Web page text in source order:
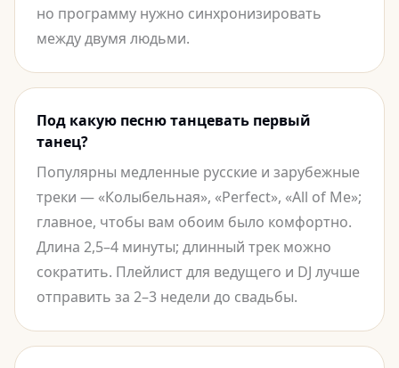
но программу нужно синхронизировать
между двумя людьми.
Под какую песню танцевать первый
танец?
Популярны медленные русские и зарубежные
треки — «Колыбельная», «Perfect», «All of Me»;
главное, чтобы вам обоим было комфортно.
Длина 2,5–4 минуты; длинный трек можно
сократить. Плейлист для ведущего и DJ лучше
отправить за 2–3 недели до свадьбы.